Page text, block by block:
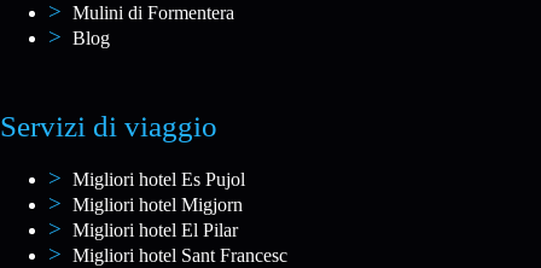
Mulini di Formentera
Blog
Servizi di viaggio
Migliori hotel Es Pujol
Migliori hotel Migjorn
Migliori hotel El Pilar
Migliori hotel Sant Francesc